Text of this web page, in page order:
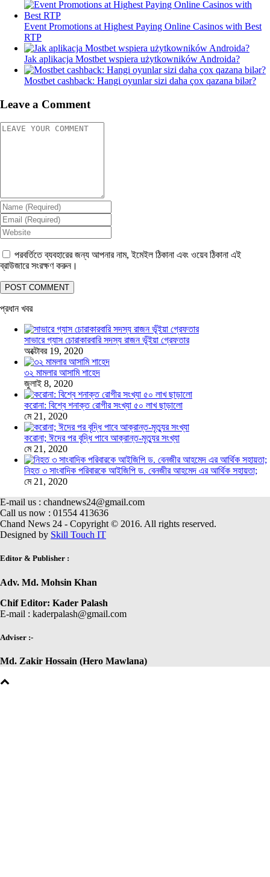
Event Promotions at Highest Paying Online Casinos with Best
RTP
Jak aplikacja Mostbet wspiera użytkowników Androida?
Mostbet cashback: Hangi oyunlar sizi daha çox qazana bilər?
Leave a Comment
পরবর্তিতে ব্যবহারের জন্য আপনার নাম, ইমেইল ঠিকানা এবং ওয়েব ঠিকানা এই
ব্রাউজারে সংরক্ষণ করুন।
প্রধান খবর
সাভারে গ্যাস চোরাকারবারি সদস্য রাজন ভূঁইয়া গ্রেফতার
অক্টোবর 19, 2020
৩২ মামলার আসামি শাহেদ
জুলাই 8, 2020
করোনা: বিশ্বে শনাক্ত রোগীর সংখ্যা ৫০ লাখ ছাড়ালো
মে 21, 2020
করোনা; ঈদের পর বৃদ্ধি পাবে আক্রান্ত-মৃত্যুর সংখ্যা
মে 21, 2020
নিহত ৩ সাংবাদিক পরিবারকে আইজিপি ড. বেনজীর আহমেদ এর আর্থিক সহায়তা;
মে 21, 2020
E-mail us : chandnews24@gmail.com
Call us now : 01554 413636
Chand News 24 - Copyright © 2016. All rights reserved.
Designed by Skill Touch IT
Editor & Publisher :
Adv. Md. Mohsin Khan
Chif Editor: Kader Palash
E-mail : kaderpalash@gmail.com
Adviser :-
Md. Zakir Hossain (Hero Mawlana)